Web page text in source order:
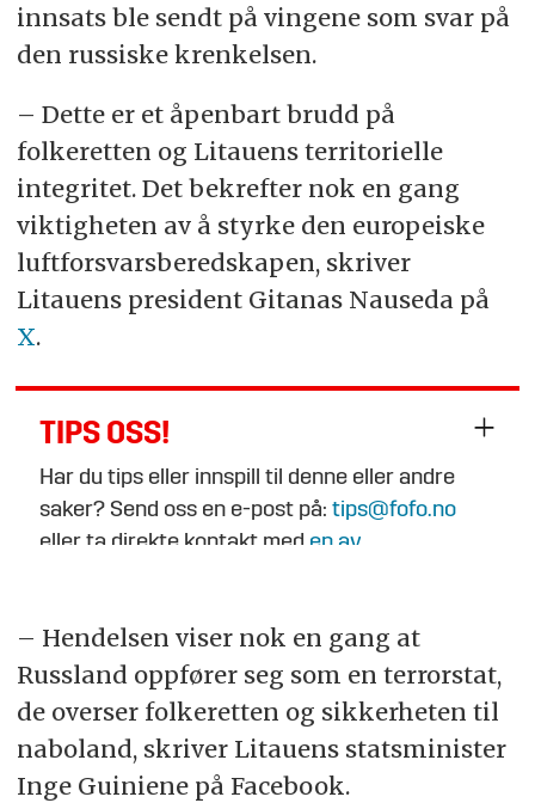
innsats ble sendt på vingene som svar på
den russiske krenkelsen.
– Dette er et åpenbart brudd på
folkeretten og Litauens territorielle
integritet. Det bekrefter nok en gang
viktigheten av å styrke den europeiske
luftforsvarsberedskapen, skriver
Litauens president Gitanas Nauseda på
X.
TIPS OSS!
Har du tips eller innspill til denne eller andre
saker? Send oss en e-post på:tips@fofo.no
eller ta direkte kontakt med en av
– Hendelsen viser nok en gang at
Russland oppfører seg som en terrorstat,
de overser folkeretten og sikkerheten til
naboland, skriver Litauens statsminister
Inge Guiniene på Facebook.